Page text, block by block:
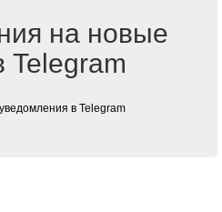
на новые
Telegram
в Telegram